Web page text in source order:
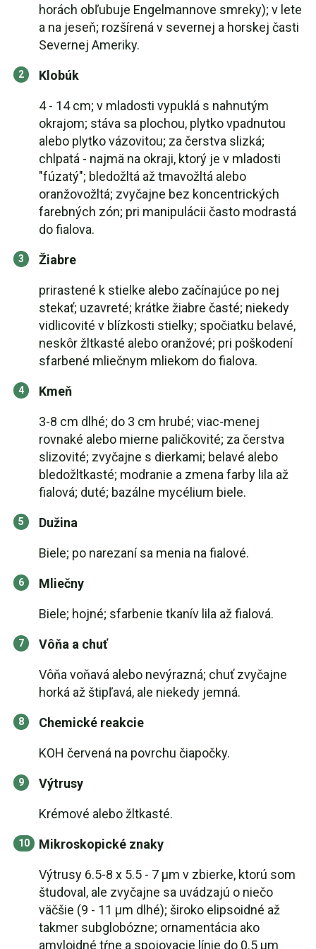
horách obľubuje Engelmannove smreky); v lete
a na jeseň; rozšírená v severnej a horskej časti
Severnej Ameriky.
Klobúk
4 - 14 cm; v mladosti vypuklá s nahnutým
okrajom; stáva sa plochou, plytko vpadnutou
alebo plytko vázovitou; za čerstva slizká;
chlpatá - najmä na okraji, ktorý je v mladosti
"fúzatý"; bledožltá až tmavožltá alebo
oranžovožltá; zvyčajne bez koncentrických
farebných zón; pri manipulácii často modrastá
do fialova.
Žiabre
prirastené k stielke alebo začínajúce po nej
stekať; uzavreté; krátke žiabre časté; niekedy
vidlicovité v blízkosti stielky; spočiatku belavé,
neskôr žltkasté alebo oranžové; pri poškodení
sfarbené mliečnym mliekom do fialova.
Kmeň
3-8 cm dlhé; do 3 cm hrubé; viac-menej
rovnaké alebo mierne paličkovité; za čerstva
slizovité; zvyčajne s dierkami; belavé alebo
bledožltkasté; modranie a zmena farby lila až
fialová; duté; bazálne mycélium biele.
Dužina
Biele; po narezaní sa menia na fialové.
Mliečny
Biele; hojné; sfarbenie tkanív lila až fialová.
Vôňa a chuť
Vôňa voňavá alebo nevýrazná; chuť zvyčajne
horká až štipľavá, ale niekedy jemná.
Chemické reakcie
KOH červená na povrchu čiapočky.
Výtrusy
Krémové alebo žltkasté.
Mikroskopické znaky
Výtrusy 6.5-8 x 5.5 - 7 µm v zbierke, ktorú som
študoval, ale zvyčajne sa uvádzajú o niečo
väčšie (9 - 11 µm dlhé); široko elipsoidné až
takmer subglobózne; ornamentácia ako
amyloidné tŕne a spojovacie línie do 0.5 µm